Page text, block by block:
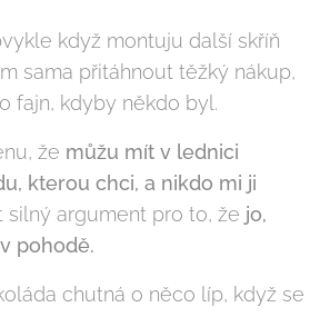
když montuju další skříň
sama přitáhnout těžký nákup,
fajn, kdyby někdo byl.
že můžu mít v lednici
kterou chci, a nikdo mi ji
silný argument pro to, že jo,
pohodě.
chutná o něco líp, když se